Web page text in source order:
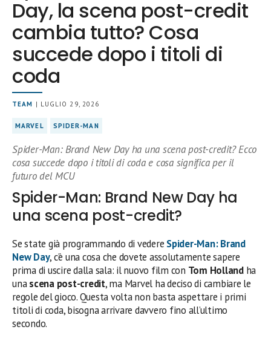
Day, la scena post-credit
cambia tutto? Cosa
succede dopo i titoli di
coda
TEAM | LUGLIO 29, 2026
MARVEL SPIDER-MAN
Spider-Man: Brand New Day ha una scena post-credit? Ecco
cosa succede dopo i titoli di coda e cosa significa per il
futuro del MCU
Spider-Man: Brand New Day ha
una scena post-credit?
Se state già programmando di vedere Spider-Man: Brand
New Day, c’è una cosa che dovete assolutamente sapere
prima di uscire dalla sala: il nuovo film con Tom Hollandha
unascena post-credit, ma Marvel ha deciso di cambiare le
regole del gioco. Questa volta non basta aspettare i primi
titoli di coda, bisogna arrivare davvero fino all’ultimo
secondo.